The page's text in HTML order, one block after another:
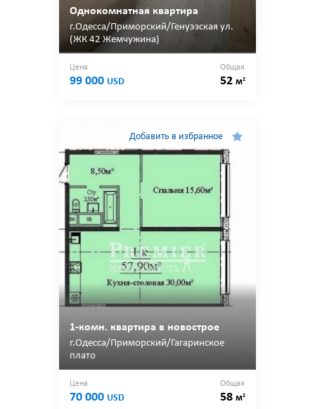
Однокомнатная квартира
г.Одесса/Приморский/Генуэзская ул.
(ЖК 42 Жемчужина)
Цена
99 000 USD
Общая
52 м2
Добавить в избранное
1-комн. квартира в новострое
г.Одесса/Приморский/Гагаринское
плато
Цена
70 000 USD
Общая
58 м2